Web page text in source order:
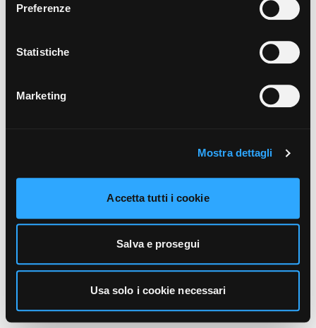
unicamente i cookie necessari alla navigazione. Per
funzionamento, puoi prendere visione dell’informativa
cliccando qui.
Preferenze
Statistiche
Marketing
Mostra dettagli
Accetta tutti i cookie
Salva e prosegui
Usa solo i cookie necessari